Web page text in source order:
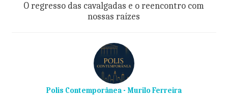
O regresso das cavalgadas e o reencontro com
nossas raízes
Polis Contemporânea - Murilo Ferreira